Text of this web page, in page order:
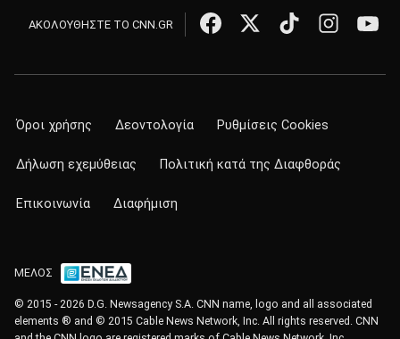
ΑΚΟΛΟΥΘΗΣΤΕ ΤΟ CNN.GR
Όροι χρήσης Δεοντολογία Ρυθμίσεις Cookies
Δήλωση εχεμύθειας Πολιτική κατά της Διαφθοράς
Επικοινωνία Διαφήμιση
ΜΕΛΟΣ
© 2015 - 2026 D.G. Newsagency S.A. CNN name, logo and all associated
elements ® and © 2015 Cable News Network, Inc. All rights reserved. CNN